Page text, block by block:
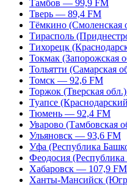
Тамбов — 99,9 FM
Тверь — 89,4 FM
Тёмкино
Тирасполь
Тихорецк
Токмак (Запорожская
Тольятти (Самарская
Томск — 92,6 FM
Торжок (Тверская
Туапсе
Тюмень — 92,4 FM
Уварово (Тамбовская
Ульяновск — 93,6 FM
Уфа (Республика
Феодосия
Хабаровск — 107,9 FM
Ханты-Мансийск